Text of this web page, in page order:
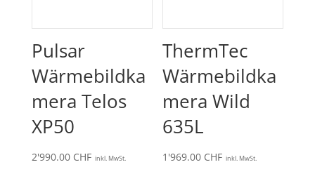
Pulsar
Wärmebildka
mera Telos
XP50
2'990.00 CHF inkl. MwSt.
ThermTec
Wärmebildka
mera Wild
635L
1'969.00 CHF inkl. MwSt.